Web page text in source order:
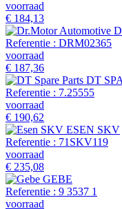
voorraad
€ 184,13
Referentie : DRM02365
voorraad
€ 187,36
DT
Referentie : 7.25555
voorraad
€ 190,62
ESEN SKV
Referentie : 71SKV119
voorraad
€ 235,08
GEBE
Referentie : 9 3537 1
voorraad